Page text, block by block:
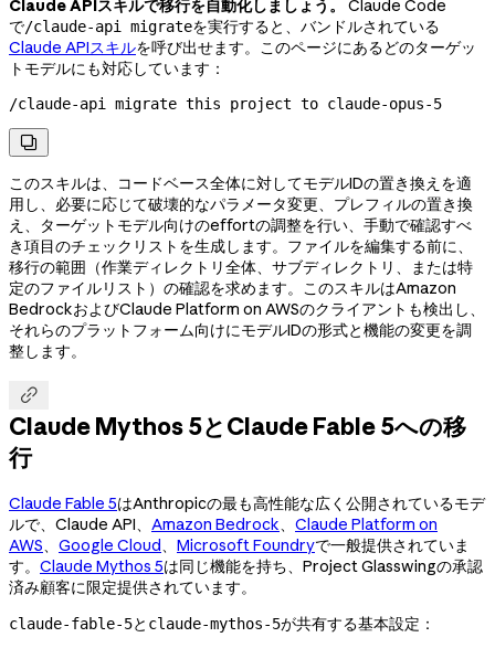
Claude APIスキルで移行を自動化しましょう。
Claude Code
で/claude-api migrateを実行すると、バンドルされている
Claude APIスキルを呼び出せます。このページにあるどのターゲッ
トモデルにも対応しています：
/claude-api migrate this project to claude-opus-5

このスキルは、コードベース全体に対してモデルIDの置き換えを適
用し、必要に応じて破壊的なパラメータ変更、プレフィルの置き換
え、ターゲットモデル向けのeffortの調整を行い、手動で確認すべ
き項目のチェックリストを生成します。ファイルを編集する前に、
移行の範囲（作業ディレクトリ全体、サブディレクトリ、または特
定のファイルリスト）の確認を求めます。このスキルはAmazon
BedrockおよびClaude Platform on AWSのクライアントも検出し、
それらのプラットフォーム向けにモデルIDの形式と機能の変更を調
整します。

Claude Mythos 5とClaude Fable 5への移
行
Claude Fable 5はAnthropicの最も高性能な広く公開されているモデ
ルで、Claude API、 Amazon Bedrock、 Claude Platform on
AWS、 Google Cloud、 Microsoft Foundryで一般提供されていま
す。 Claude Mythos 5は同じ機能を持ち、Project Glasswingの承認
済み顧客に限定提供されています。
claude-fable-5と claude-mythos-5が共有する基本設定：